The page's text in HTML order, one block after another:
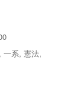
, 一系, 憲法,